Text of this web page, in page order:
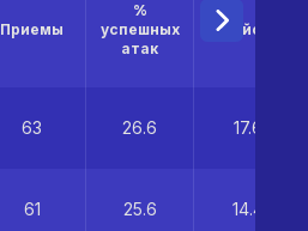
Приемы
%
успешных
атак
% эйсов
63 26.6 17.6
61 25.6 14.4